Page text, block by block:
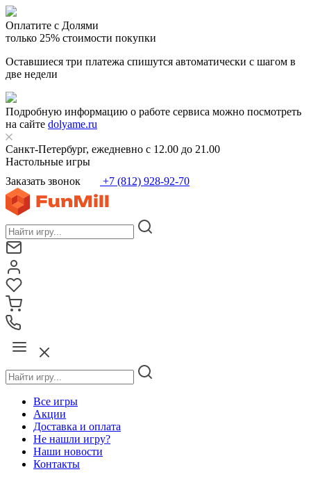
Оплатите с Долями
только 25% стоимости покупки
Оставшиеся три платежа спишутся автоматически с шагом в
две недели
Подробную информацию о работе сервиса можно посмотреть
на сайте dolyame.ru
Санкт-Петербург, ежедневно с 12.00 до 21.00
Настольные игры
Заказать звонок
+7 (812) 928-92-70
Все игры
Акции
Доставка и оплата
Не нашли игру?
Наши новости
Контакты